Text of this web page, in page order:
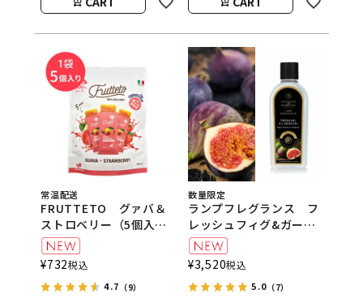
常温配送
FRUTTETO グァバ＆
ストロベリー（5個入
り） FRUTTETO（フ
ルッテート）
¥732税込
4.7 （9）
数量限定
ランプフレグランス フ
レッシュフィグ&ガーデ
ニア 500ml フレグラ
ンスランプ用オイル
ASHLEIGH&BURWOOD
（アシュレイアンドバー
¥3,520税込
5.0（7）